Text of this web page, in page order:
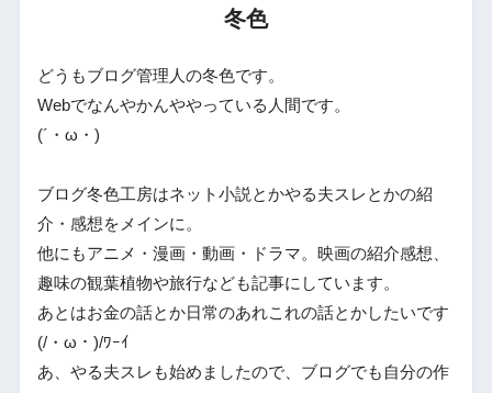
冬色
どうもブログ管理人の冬色です。
Webでなんやかんややっている人間です。
(´・ω・)
ブログ冬色工房はネット小説とかやる夫スレとかの紹
介・感想をメインに。
他にもアニメ・漫画・動画・ドラマ。映画の紹介感想、
趣味の観葉植物や旅行なども記事にしています。
あとはお金の話とか日常のあれこれの話とかしたいです
(/・ω・)/ﾜｰｲ
あ、やる夫スレも始めましたので、ブログでも自分の作